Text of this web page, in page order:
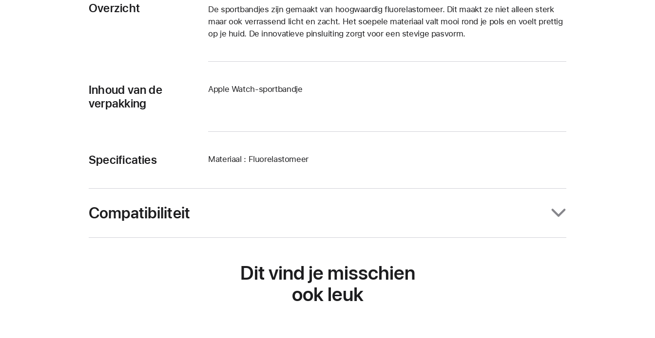
Overzicht
De sportbandjes zijn gemaakt van hoogwaardig fluorelastomeer. Dit maakt ze niet alleen sterk
maar ook verrassend licht en zacht. Het soepele materiaal valt mooi rond je pols en voelt prettig
op je huid. De innovatieve pinsluiting zorgt voor een stevige pasvorm.
Inhoud van de
verpakking
Apple Watch-sportbandje
Specificaties Materiaal : Fluorelastomeer
Compatibiliteit
Dit vind je misschien
ook leuk